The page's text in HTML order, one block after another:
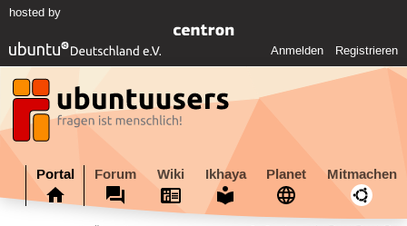
hosted by
Anmelden Registrieren
Portal Forum Wiki Ikhaya Planet Mitmachen